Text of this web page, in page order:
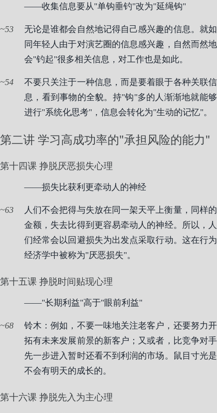
——收集信息要从"单钩垂钓"改为"延绳钩"
53
无论是谁都会自然地记得自己感兴趣的信息。就如
同年轻人由于对演艺圈的信息感兴趣，自然而然地
会"钓起"很多相关信息，对工作也是如此。
54
不要只关注于一种信息，而是要着眼于各种关联信
息，看到事物的全貌。持"钩"多的人渐渐地就能够
进行"系统化思考"，信息会转化为"生动的记忆"。
第二讲 学习高成功率的"承担风险的能力"
第十四课 挣脱厌恶损失心理
——损失比获利更牵动人的神经
63
人们不会把得与失放在同一架天平上衡量，同样的
金额，失去比得到更容易牵动人的神经。所以，人
们经常会以回避损失为出发点采取行动。这在行为
经济学中被称为"厌恶损失"。
第十五课 挣脱时间贴现心理
——"长期利益"高于"眼前利益"
68
铃木：例如，不要一味地关注老客户，还要努力开
拓有未来发展前景的新客户；又或者，比竞争对手
先一步进入暂时还看不到利润的市场。鼠目寸光是
不会有明天的成长的。
第十六课 挣脱先入为主心理